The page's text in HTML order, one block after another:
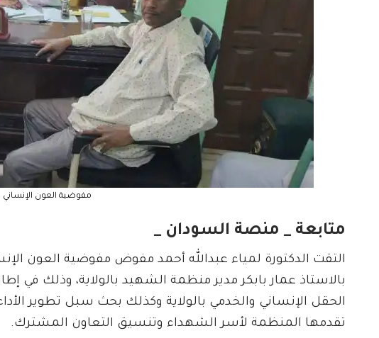
مفوضية العون الإنساني
متابعة _ منصة السودان _
التقت الدكتورة لمياء عبدالله أحمد مفوض مفوضية العون
بالاستاذ عمار بابكر مدير منظمة الشهيد بالولاية، وذلك في
الحقل الإنساني والخدمي بالولاية وكذلك بحث سبل تطوير
تقدمها المنظمة لأسر الشهداء وتنسيق التعاون المشترك.